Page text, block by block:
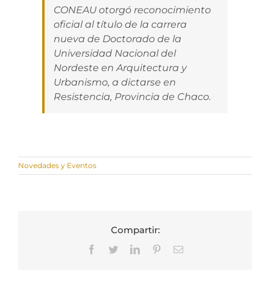
CONEAU otorgó reconocimiento
oficial al título de la carrera
nueva de Doctorado de la
Universidad Nacional del
Nordeste en Arquitectura y
Urbanismo, a dictarse en
Resistencia, Provincia de Chaco.
Novedades y Eventos
Compartir:
Facebook
TwitterLinkedInPinterestCorreo